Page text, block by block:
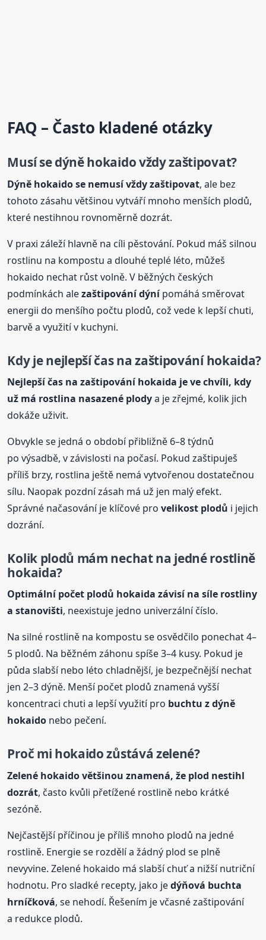
FAQ – Často kladené otázky
Musí se dýně hokaido vždy zaštipovat?
Dýně hokaido se nemusí vždy zaštipovat, ale bez
tohoto zásahu většinou vytváří mnoho menších plodů,
které nestihnou rovnoměrně dozrát.
V praxi záleží hlavně na cíli pěstování. Pokud máš silnou
rostlinu na kompostu a dlouhé teplé léto, můžeš
hokaido nechat růst volně. V běžných českých
podmínkách alezaštipování dýnípomáhá směrovat
energii do menšího počtu plodů, což vede k lepší chuti,
barvě a využití v kuchyni.
Kdy je nejlepší čas na zaštipování hokaida?
Nejlepší čas na zaštipování hokaida je ve chvíli, kdy
už má rostlina nasazené plodya je zřejmé, kolik jich
dokáže uživit.
Obvykle se jedná o období přibližně 6–8 týdnů
po výsadbě, v závislosti na počasí. Pokud zaštipuješ
příliš brzy, rostlina ještě nemá vytvořenou dostatečnou
sílu. Naopak pozdní zásah má už jen malý efekt.
Správné načasování je klíčové provelikost plodů i jejich
dozrání.
Kolik plodů mám nechat na jedné rostlině
hokaida?
Optimální počet plodů hokaida závisí na síle rostliny
a stanovišti, neexistuje jedno univerzální číslo.
Na silné rostlině na kompostu se osvědčilo ponechat 4–
5 plodů. Na běžném záhonu spíše 3–4 kusy. Pokud je
půda slabší nebo léto chladnější, je bezpečnější nechat
jen 2–3 dýně. Menší počet plodů znamená vyšší
koncentraci chuti a lepší využití pro buchtu z dýně
hokaido nebo pečení.
Proč mi hokaido zůstává zelené?
Zelené hokaido většinou znamená, že plod nestihl
dozrát, často kvůli přetížené rostlině nebo krátké
sezóně.
Nejčastější příčinou je příliš mnoho plodů na jedné
rostlině. Energie se rozdělí a žádný plod se plně
nevyvine. Zelené hokaido má slabší chuť a nižší nutriční
hodnotu. Pro sladké recepty, jako jedýňová buchta
hrníčková, se nehodí. Řešením je včasné zaštipování
a redukce plodů.